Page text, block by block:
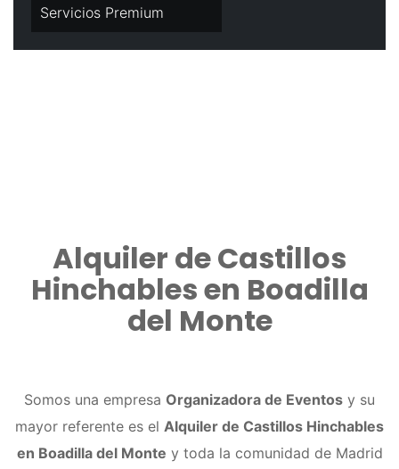
Servicios Premium
Alquiler de Castillos
Hinchables en Boadilla
del Monte
Somos una empresa Organizadora de Eventos y su
mayor referente es el Alquiler de Castillos Hinchables
en Boadilla del Monte y toda la comunidad de Madrid